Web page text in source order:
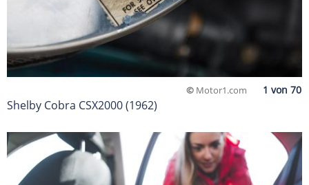
© Motor1.com
Shelby Cobra CSX2000 (1962)